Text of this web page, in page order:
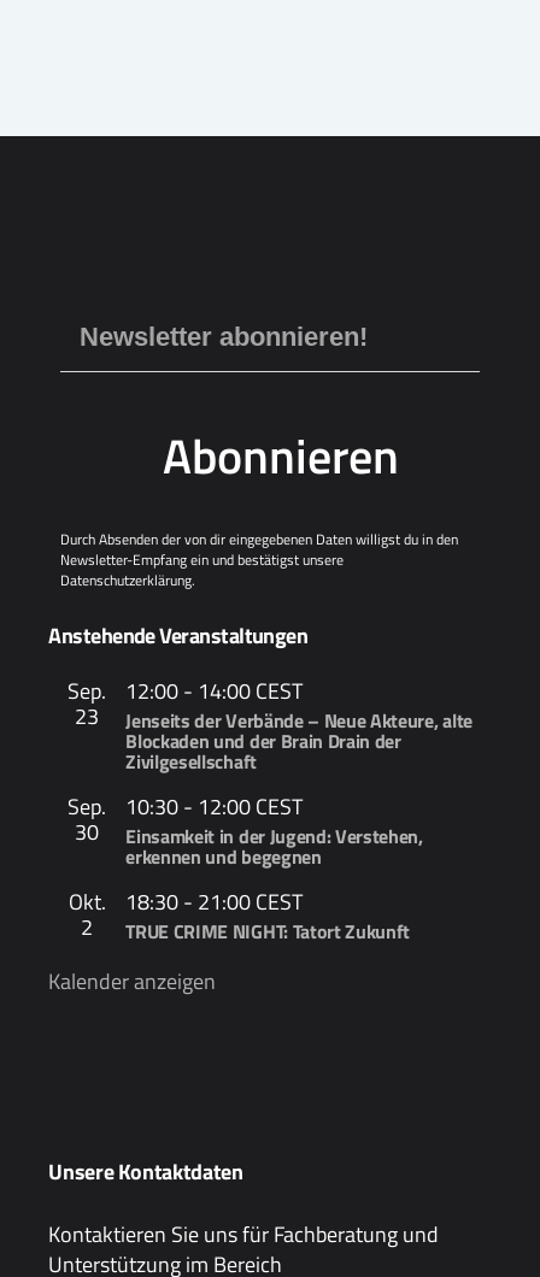
Abonnieren
Durch Absenden der von dir eingegebenen Daten willigst du in den
Newsletter-Empfang ein und bestätigst unsere
Datenschutzerklärung.
Unsere Kontaktdaten
Kontaktieren Sie uns für Fachberatung und
Unterstützung im Bereich
Anstehende Veranstaltungen
Sep.
23
12:00- 14:00CEST
Jenseits der Verbände – Neue Akteure, alte
Blockaden und der Brain Drain der
Zivilgesellschaft
Sep.
30
10:30- 12:00CEST
Einsamkeit in der Jugend: Verstehen,
erkennen und begegnen
Okt.
2
18:30- 21:00CEST
TRUE CRIME NIGHT: Tatort Zukunft
Kalender anzeigen